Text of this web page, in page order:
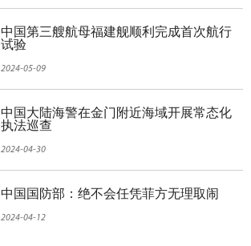
中国第三艘航母福建舰顺利完成首次航行
试验
2024-05-09
中国大陆海警在金门附近海域开展常态化
执法巡查
2024-04-30
中国国防部：绝不会任凭菲方无理取闹
2024-04-12